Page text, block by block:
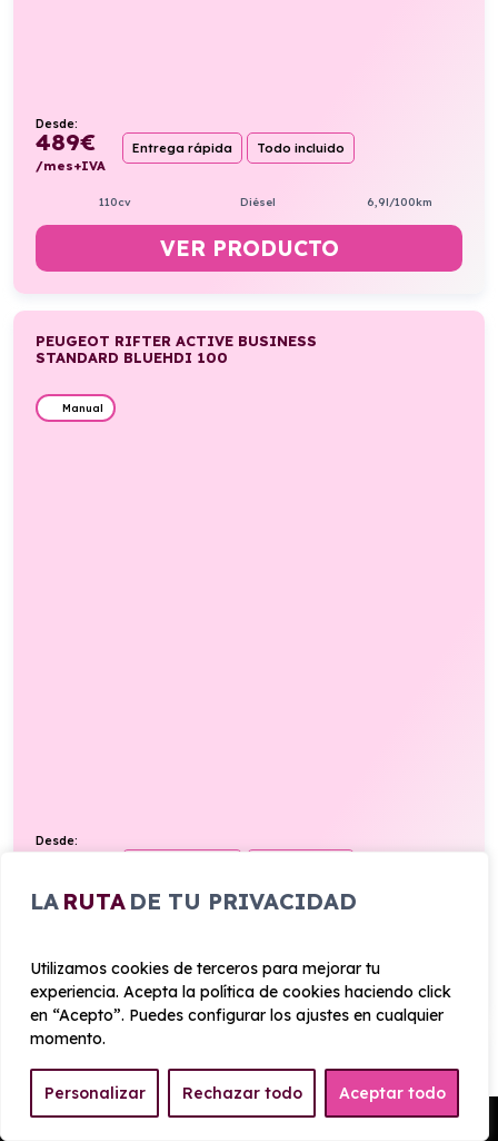
LA RUTA DE TU PRIVACIDAD
Utilizamos cookies de terceros para mejorar tu
experiencia. Acepta la política de cookies haciendo click
en “Acepto”. Puedes configurar los ajustes en cualquier
momento.
Personalizar Rechazar todo Aceptar todo
Desde:
489€
/mes+IVA
Entrega rápida Todo incluido
110cv Diésel 6,9l/100km
VER PRODUCTO
PEUGEOT RIFTER ACTIVE BUSINESS
STANDARD BLUEHDI 100
Manual
Desde:
295€
VER PRODUCTO
ECOBLUE FWD
Pedir Presupuesto